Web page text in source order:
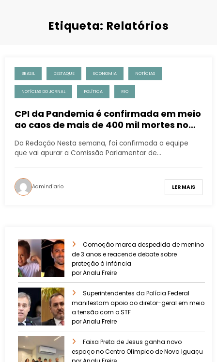
Etiqueta: Relatórios
BRASIL DESTAQUE ECONOMIA NOTÍCIAS
NOTÍCIAS DO JORNAL POLÍTICA RIO
CPI da Pandemia é confirmada em meio
ao caos de mais de 400 mil mortes no
Da Redação Nesta semana, foi confirmada a equipe
que vai apurar a Comissão Parlamentar de…
Admindiario LER MAIS
Comoção marca despedida de menino
de 3 anos e reacende debate sobre
proteção à infância
por Analu Freire
Superintendentes da Polícia Federal
manifestam apoio ao diretor-geral em meio
a tensão com o STF
por Analu Freire
Faixa Preta de Jesus ganha novo
espaço no Centro Olímpico de Nova Iguaçu